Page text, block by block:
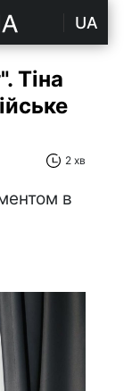
UA
Тіна
2 хв
в